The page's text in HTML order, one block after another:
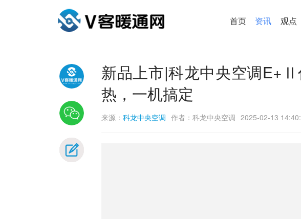
首页 资讯 观点
新品上市|科龙中央空调
热，一机搞定
来源： 科龙中央空调 作者：科龙中央空调 2025-02-13